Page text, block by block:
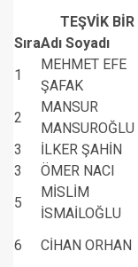
TEŞVİK BİR
SıraAdı Soyadı
1
MEHMET EFE
ŞAFAK
2
MANSUR
MANSUROĞLU
3
İLKER ŞAHİN
3
ÖMER NACI
5
MİSLİM
İSMAİLOĞLU
6 CİHAN ORHAN